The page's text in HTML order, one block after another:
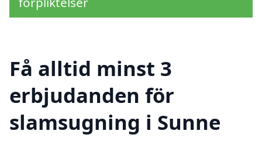
Få alltid minst 3
erbjudanden för
slamsugning i Sunne